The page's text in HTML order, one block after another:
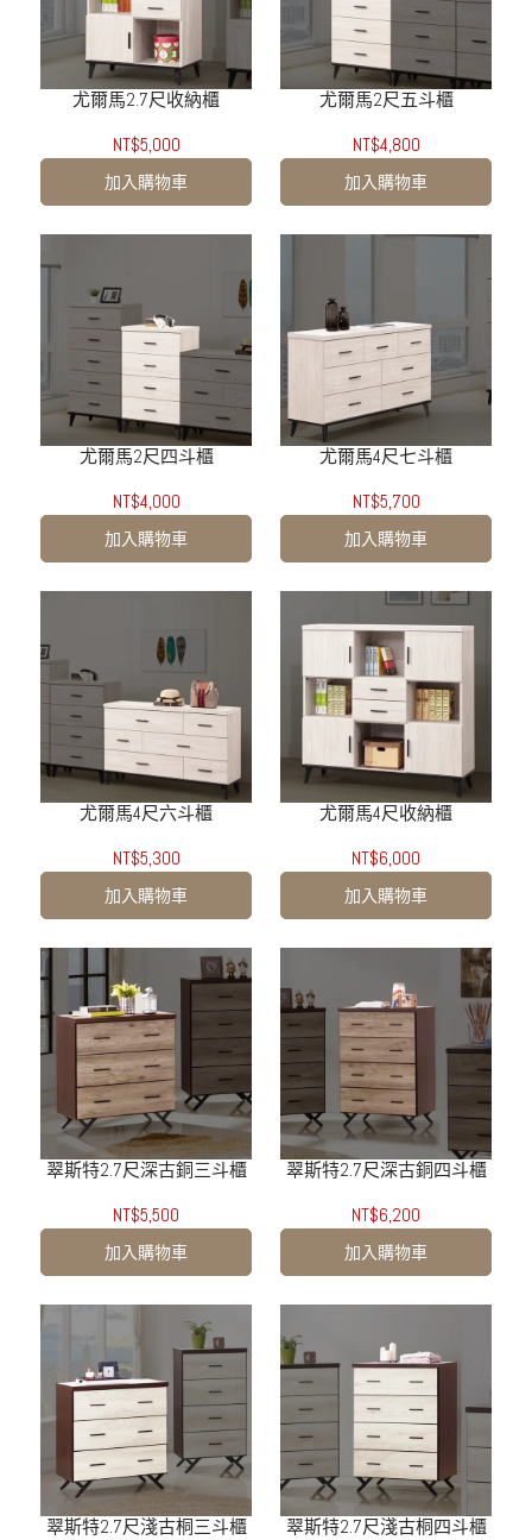
尤爾馬2.7尺收納櫃
NT$5,000
加入購物車
尤爾馬2尺五斗櫃
NT$4,800
加入購物車
尤爾馬2尺四斗櫃
NT$4,000
加入購物車
尤爾馬4尺七斗櫃
NT$5,700
加入購物車
尤爾馬4尺六斗櫃
NT$5,300
加入購物車
尤爾馬4尺收納櫃
NT$6,000
加入購物車
翠斯特2.7尺深古銅三斗櫃
NT$5,500
加入購物車
翠斯特2.7尺深古銅四斗櫃
NT$6,200
加入購物車
翠斯特2.7尺淺古桐三斗櫃
翠斯特2.7尺淺古桐四斗櫃